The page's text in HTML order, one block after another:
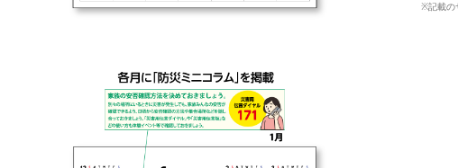
※記載の